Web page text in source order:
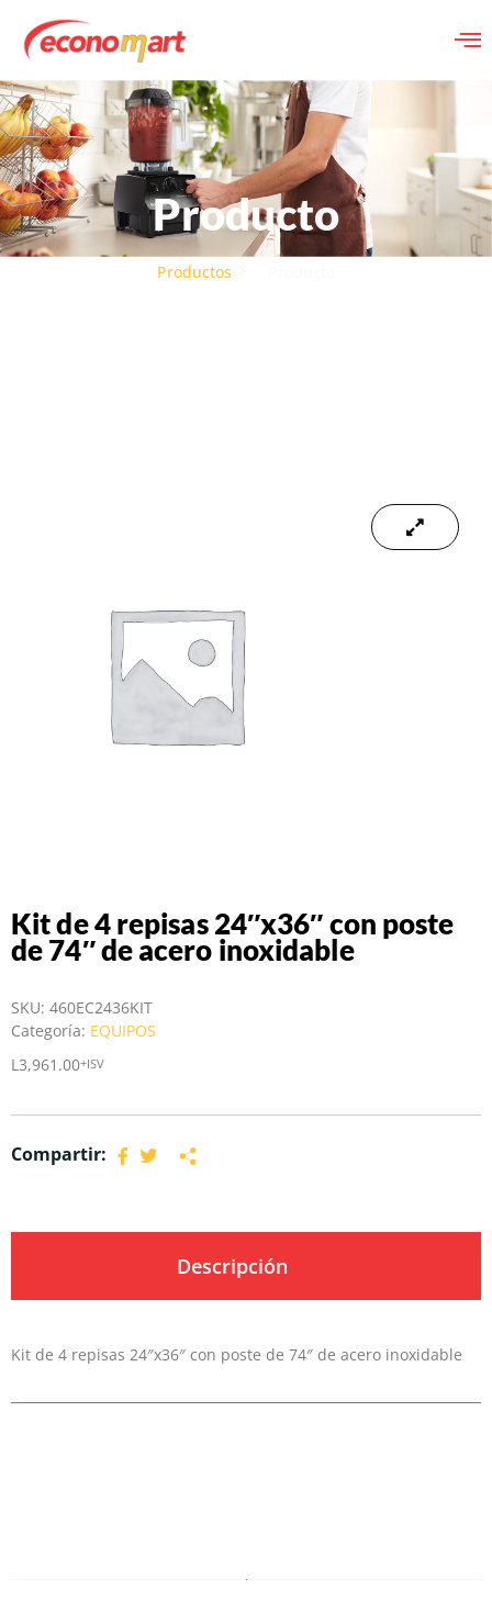
Producto
Productos
Kit de 4 repisas 24″x36″ con poste
de 74″ de acero inoxidable
SKU: 460EC2436KIT
Categoría: EQUIPOS
L 3,961.00+ISV
Compartir:
Descripción
Kit de 4 repisas 24″x36″ con poste de 74″ de acero inoxidable